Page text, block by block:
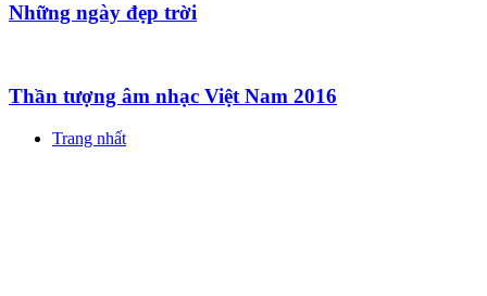
Những ngày đẹp trời
Thần tượng âm nhạc Việt Nam 2016
Trang nhất